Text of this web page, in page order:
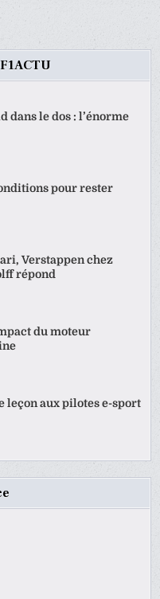
dans le dos : l’énorme
pour rester
Verstappen chez
répond
du moteur
leçon aux pilotes e-sport